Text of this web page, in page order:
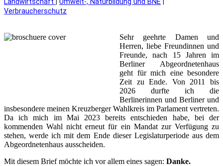
Verbraucherschutz
Sehr geehrte Damen und
Herren, liebe Freundinnen und
Freunde, nach 15 Jahren im
Berliner Abgeordnetenhaus
geht für mich eine besondere
Zeit zu Ende. Von 2011 bis
2026 durfte ich die
Berlinerinnen und Berliner und
insbesondere meinen Kreuzberger Wahlkreis im Parlament vertreten.
Da ich mich im Mai 2023 bereits entschieden habe, bei der
kommenden Wahl nicht erneut für ein Mandat zur Verfügung zu
stehen, werde ich mit dem Ende dieser Legislaturperiode aus dem
Abgeordnetenhaus ausscheiden.
Mit diesem Brief möchte ich vor allem eines sagen: Danke.